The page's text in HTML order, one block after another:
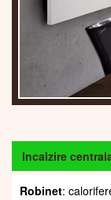
Incalzire
Robinet: